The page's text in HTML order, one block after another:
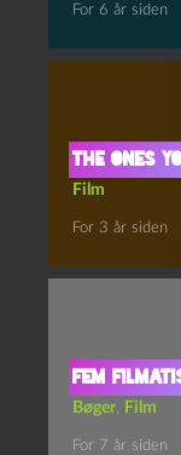
For 6 år siden
The ones
Film
For 3 år siden
Fem
Bøger Film
For 7 år siden